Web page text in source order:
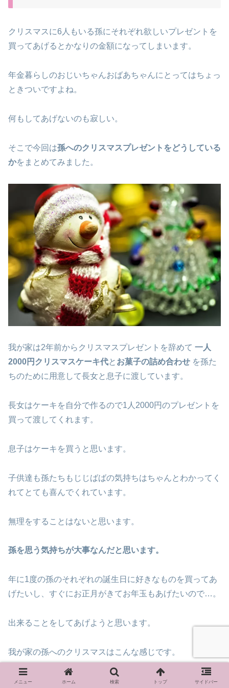
クリスマスに6人もいる孫にそれぞれ欲しいプレゼントを
買ってあげるとかなりの金額になってしまいます。
年金暮らしのおじいちゃんおばあちゃんにとってはちょっ
ときついですよね。
何もしてあげないのも寂しい。
そこで今回は孫へのクリスマスプレゼントをどうしている
かをまとめてみました。
我が家は2年前からクリスマスプレゼントを辞めて 一人
2000円クリスマスケーキ代と お菓子の詰め合わせ を孫た
ちのために用意して長女と息子に渡しています。
長女はケーキを自分で作るので1人2000円のプレゼントを
買って渡してくれます。
息子はケーキを買うと思います。
子供達も孫たちもじじばばの気持ちはちゃんとわかってく
れてとても喜んでくれています。
無理をすることはないと思います。
孫を思う気持ちが大事なんだと思います。
年に1度の孫のそれぞれの誕生日に好きなものを買ってあ
げたいし、すぐにお正月がきてお年玉もあげたいので…。
出来ることをしてあげようと思います。
我が家の孫へのクリスマスはこんな感じです。
「孫は可愛い」けど、年金暮らしで大変なおじいちゃんお
メニュー ホーム 検索 トップ サイドバー